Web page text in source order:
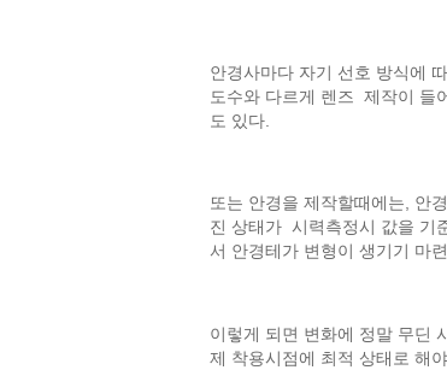
안경사마다 자기 선호 방식에
도수와 다르게 렌즈 제작이 들
도 있다.
또는 안경을 제작할때에는, 안
진 상태가 시력측정시 값을 기
서 안경테가 변형이 생기기 마
이렇게 되면 변화에 정말 무딘
제 착용시점에 최적 상태로 해